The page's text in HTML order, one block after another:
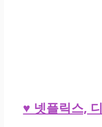
♥ 넷플릭스, 디